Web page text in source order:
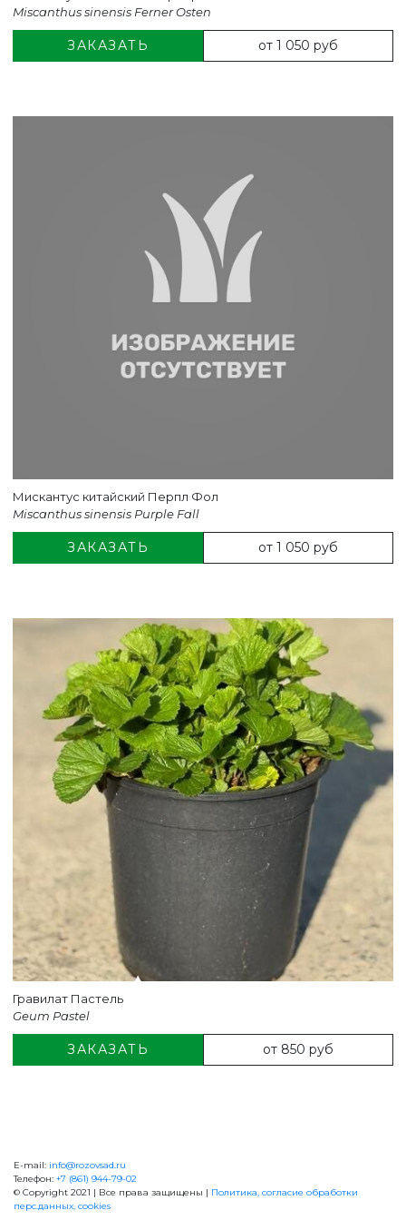
+7 (861) 944-79-02
Miscanthus sinensis Ferner Osten
ЗАКАЗАТЬ от 1 050 руб
Мискантус китайский Перпл Фол
Miscanthus sinensis Purple Fall
ЗАКАЗАТЬ от 1 050 руб
Гравилат Пастель
Geum Pastel
ЗАКАЗАТЬ от 850 руб
E-mail: info@rozovsad.ru
Телефон: +7 (861) 944-79-02
© Copyright 2021 | Все права защищены | Политика, согласие обработки
перс.данных, cookies